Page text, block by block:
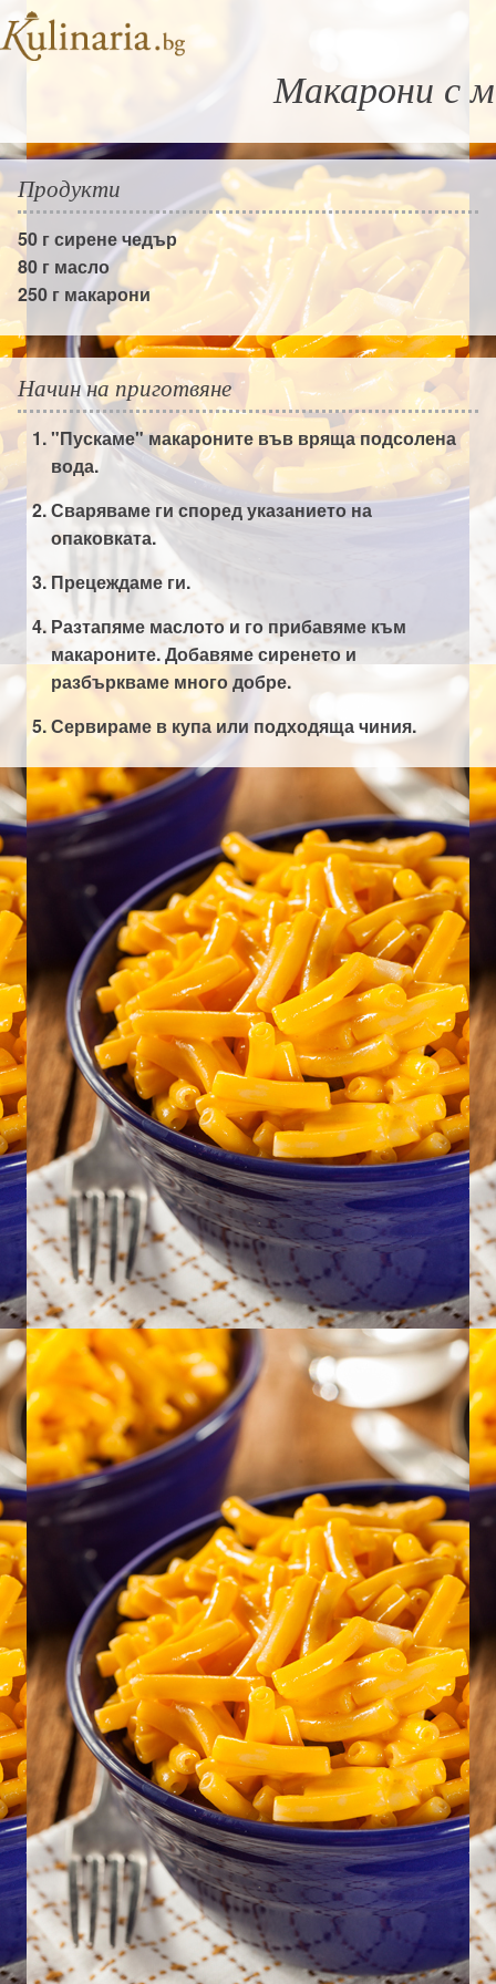
Макарони с
Продукти
50 гсирене чедър
80 г масло
250 г макарони
Начин на приготвяне
"Пускаме" макароните във вряща подсолена
вода.
Сваряваме ги според указанието на
опаковката.
Прецеждаме ги.
Разтапяме маслото и го прибавяме към
макароните. Добавяме сиренето и
разбъркваме много добре.
Сервираме в купа или подходяща чиния.